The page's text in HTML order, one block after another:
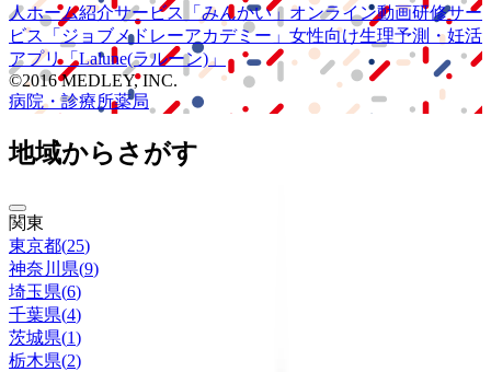
人ホーム紹介サービス
「みんかい」 オンライン動画研修サー
ビス
「ジョブメドレーアカデミー」 女性向け生理予測・妊活
アプリ「Lalune(ラルーン)」
©2016 MEDLEY, INC.
病院・診療所薬局
地域からさがす
関東
東京都(25)
神奈川県(9)
埼玉県(6)
千葉県(4)
茨城県(1)
栃木県(2)